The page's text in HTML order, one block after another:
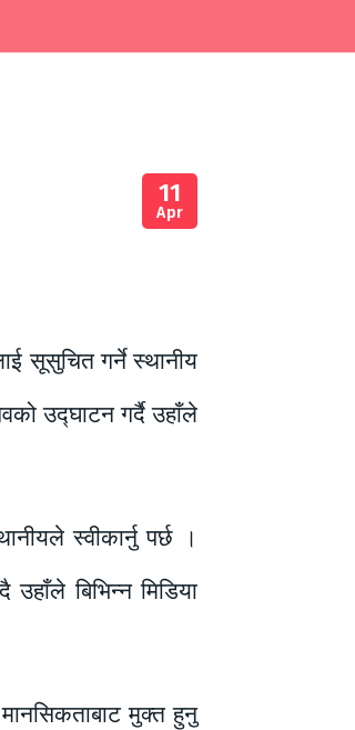
11
Apr
सूसुचित गर्ने स्थानीय
उद्घाटन गर्दै उहाँले
स्वीकार्नु पर्छ ।
बिभिन्न मिडिया
मुक्त हुनु